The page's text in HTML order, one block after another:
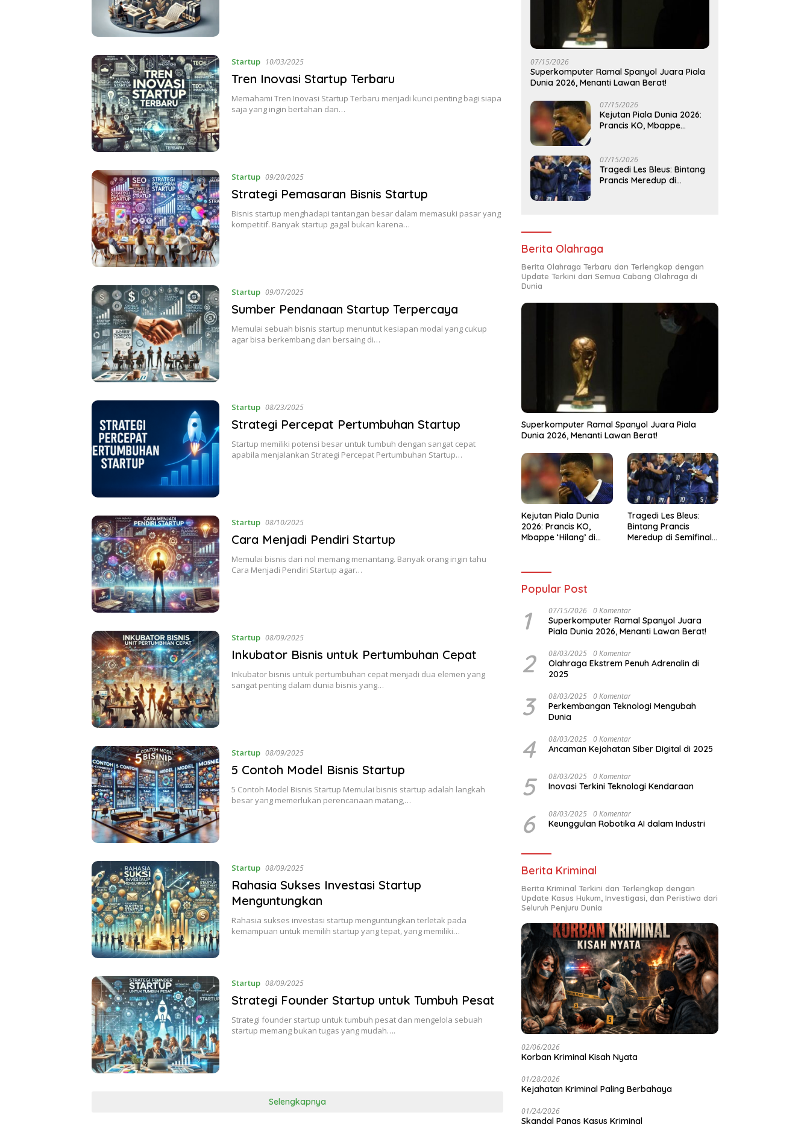
Startup 10/03/2025
Tren Inovasi Startup Terbaru
Memahami Tren Inovasi Startup Terbaru menjadi kunci penting bagi siapa
saja yang ingin bertahan dan…
Startup 09/20/2025
Strategi Pemasaran Bisnis Startup
Bisnis startup menghadapi tantangan besar dalam memasuki pasar yang
kompetitif. Banyak startup gagal bukan karena…
Startup 09/07/2025
Sumber Pendanaan Startup Terpercaya
Memulai sebuah bisnis startup menuntut kesiapan modal yang cukup
agar bisa berkembang dan bersaing di…
Startup 08/23/2025
Strategi Percepat Pertumbuhan Startup
Startup memiliki potensi besar untuk tumbuh dengan sangat cepat
apabila menjalankan Strategi Percepat Pertumbuhan Startup…
Startup 08/10/2025
Cara Menjadi Pendiri Startup
Memulai bisnis dari nol memang menantang. Banyak orang ingin tahu
Cara Menjadi Pendiri Startup agar…
Startup 08/09/2025
Inkubator Bisnis untuk Pertumbuhan Cepat
Inkubator bisnis untuk pertumbuhan cepat menjadi dua elemen yang
sangat penting dalam dunia bisnis yang…
Startup 08/09/2025
5 Contoh Model Bisnis Startup
5 Contoh Model Bisnis Startup Memulai bisnis startup adalah langkah
besar yang memerlukan perencanaan matang,…
Startup 08/09/2025
Rahasia Sukses Investasi Startup
Menguntungkan
Rahasia sukses investasi startup menguntungkan terletak pada
kemampuan untuk memilih startup yang tepat, yang memiliki…
Startup 08/09/2025
Strategi Founder Startup untuk Tumbuh Pesat
Strategi founder startup untuk tumbuh pesat dan mengelola sebuah
startup memang bukan tugas yang mudah….
Selengkapnya
07/15/2026
Superkomputer Ramal Spanyol Juara Piala
Dunia 2026, Menanti Lawan Berat!
07/15/2026
Kejutan Piala Dunia 2026:
Prancis KO, Mbappe
07/15/2026
Tragedi Les Bleus: Bintang
Prancis Meredup di
Berita Olahraga
Berita Olahraga Terbaru dan Terlengkap dengan
Update Terkini dari Semua Cabang Olahraga di
Dunia
Superkomputer Ramal Spanyol Juara Piala
Dunia 2026, Menanti Lawan Berat!
Kejutan Piala Dunia
2026: Prancis KO,
Mbappe ‘Hilang’ di
Tragedi Les Bleus:
Bintang Prancis
Meredup di Semifinal
Popular Post
1 07/15/2026 0 Komentar
Superkomputer Ramal Spanyol Juara
Piala Dunia 2026, Menanti Lawan Berat!
2 08/03/2025 0 Komentar
Olahraga Ekstrem Penuh Adrenalin di
2025
3 08/03/2025 0 Komentar
Perkembangan Teknologi Mengubah
Dunia
4 08/03/2025 0 Komentar
Ancaman Kejahatan Siber Digital di 2025
5 08/03/2025 0 Komentar
Inovasi Terkini Teknologi Kendaraan
6 08/03/2025 0 Komentar
Keunggulan Robotika AI dalam Industri
Berita Kriminal
Berita Kriminal Terkini dan Terlengkap dengan
Update Kasus Hukum, Investigasi, dan Peristiwa dari
Seluruh Penjuru Dunia
02/06/2026
Korban Kriminal Kisah Nyata
01/28/2026
Kejahatan Kriminal Paling Berbahaya
01/24/2026
Skandal Panas Kasus Kriminal